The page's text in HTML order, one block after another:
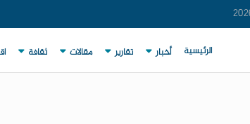
الرئيسية أخبار تقارير مقالات ثقافة